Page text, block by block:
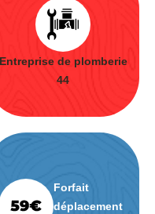
Entreprise de plomberie
44
Forfait
déplacement